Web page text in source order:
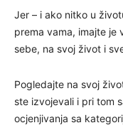
Jer – i ako nitko u
prema vama, imajte je
sebe, na svoj život i
Pogledajte na svoj
ste izvojevali i pri tom
ocjenjivanja sa